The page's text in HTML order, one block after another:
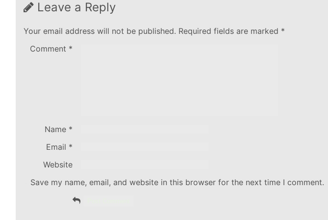
Leave a Reply
Your email address will not be published. Required fields are marked *
Comment *
Name *
Email *
Website
Save my name, email, and website in this browser for the next time I comment.